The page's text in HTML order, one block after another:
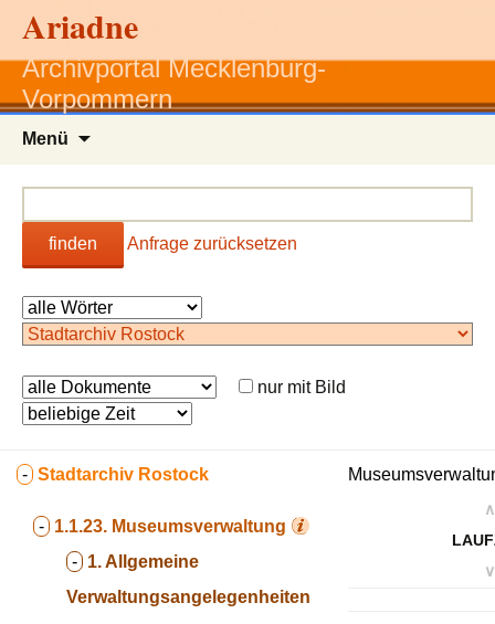
Ariadne
Archivportal Mecklenburg-
Vorpommern
Menü
finden Anfrage zurücksetzen
nur mit Bild
- Stadtarchiv Rostock
- 1.1.23. Museumsverwaltung
- 1. Allgemeine
Verwaltungsangelegenheiten
∧
∨